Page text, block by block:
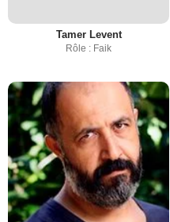
Tamer Levent
Rôle : Faik